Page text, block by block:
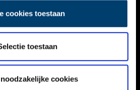
cookies toestaan
toestaan
cookies